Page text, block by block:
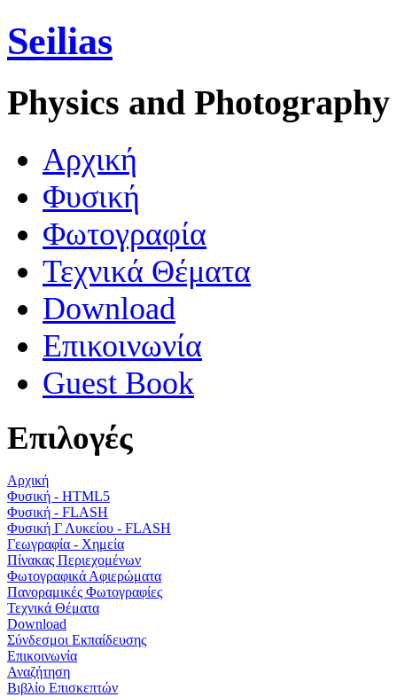
Seilias
Physics and Photography
Aρχική
Φυσική
Φωτογραφία
Τεχνικά Θέματα
Download
Επικοινωνία
Guest Book
Επιλογές
Αρχική
Φυσική - HTML5
Φυσική - FLASH
Φυσική Γ Λυκείου - FLASH
Γεωγραφία - Χημεία
Πίνακας Περιεχομένων
Φωτογραφικά Αφιερώματα
Πανοραμικές Φωτογραφίες
Τεχνικά Θέματα
Download
Σύνδεσμοι Εκπαίδευσης
Επικοινωνία
Αναζήτηση
Βιβλίο Επισκεπτών